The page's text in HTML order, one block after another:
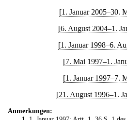
[1. Januar 2005–30.
[6. August 2004–1.
[1. Januar 1998–6.
[7. Mai 1997–1.
[1. Januar 1997–7.
[21. August 1996–1.
Anmerkungen: